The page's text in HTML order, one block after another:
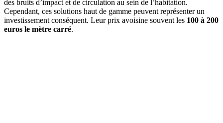
des bruits d’impact et de circulation au sein de l’habitation.
Cependant, ces solutions haut de gamme peuvent représenter un
investissement conséquent. Leur prix avoisine souvent les 100 à 200
euros le mètre carré.